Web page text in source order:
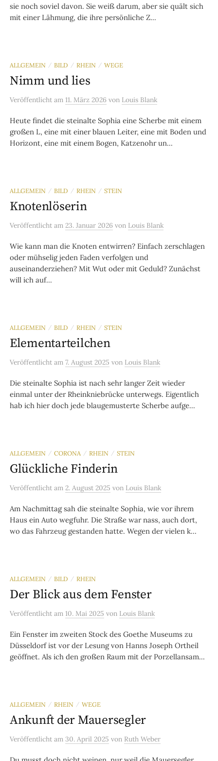
sie noch soviel davon. Sie weiß darum, aber sie quält sich
mit einer Lähmung, die ihre persönliche Z...
ALLGEMEIN / BILD / RHEIN / WEGE
Nimm und lies
Veröffentlicht am 11. März 2026 von Louis Blank
Heute findet die steinalte Sophia eine Scherbe mit einem
großen L, eine mit einer blauen Leiter, eine mit Boden und
Horizont, eine mit einem Bogen, Katzenohr un...
ALLGEMEIN / BILD / RHEIN / STEIN
Knotenlöserin
Veröffentlicht am 23. Januar 2026 von Louis Blank
Wie kann man die Knoten entwirren? Einfach zerschlagen
oder mühselig jeden Faden verfolgen und
auseinanderziehen? Mit Wut oder mit Geduld? Zunächst
will ich auf...
ALLGEMEIN / BILD / RHEIN / STEIN
Elementarteilchen
Veröffentlicht am 7. August 2025 von Louis Blank
Die steinalte Sophia ist nach sehr langer Zeit wieder
einmal unter der Rheinkniebrücke unterwegs. Eigentlich
hab ich hier doch jede blaugemusterte Scherbe aufge...
ALLGEMEIN / CORONA / RHEIN / STEIN
Glückliche Finderin
Veröffentlicht am 2. August 2025 von Louis Blank
Am Nachmittag sah die steinalte Sophia, wie vor ihrem
Haus ein Auto wegfuhr. Die Straße war nass, auch dort,
wo das Fahrzeug gestanden hatte. Wegen der vielen k...
ALLGEMEIN / BILD / RHEIN
Der Blick aus dem Fenster
Veröffentlicht am 10. Mai 2025 von Louis Blank
Ein Fenster im zweiten Stock des Goethe Museums zu
Düsseldorf ist vor der Lesung von Hanns Joseph Ortheil
geöffnet. Als ich den großen Raum mit der Porzellansam...
ALLGEMEIN / RHEIN / WEGE
Ankunft der Mauersegler
Veröffentlicht am 30. April 2025 von Ruth Weber